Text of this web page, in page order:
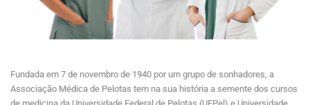
Fundada em 7 de novembro de 1940 por um grupo de sonhadores, a
Associação Médica de Pelotas tem na sua história a semente dos cursos